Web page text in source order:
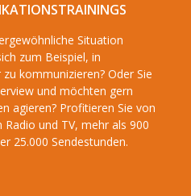
Situation
zum Beispiel, in
kommunizieren? Oder Sie
und möchten gern
agieren? Profitieren Sie von
und TV, mehr als 900
25.000 Sendestunden.